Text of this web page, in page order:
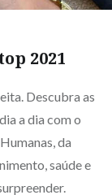
2021
Descubra as
a dia com o
da
saúde e